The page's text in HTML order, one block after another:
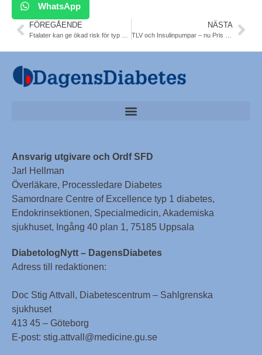
WhatsApp
FÖREGÅENDE NÄSTA
Ansvarig utgivare och Ordf SFD
Jarl Hellman
Överläkare, Processledare Diabetes
Samordnare Centre of Excellence typ 1 diabetes,
Endokrinsektionen, Specialmedicin, Akademiska
sjukhuset, Ingång 40 plan 1, 75185 Uppsala
DiabetologNytt – DagensDiabetes
Adress till redaktionen:
Doc Stig Attvall, Diabetescentrum – Sahlgrenska
sjukhuset
413 45 – Göteborg
E-post: stig.attvall@medicine.gu.se